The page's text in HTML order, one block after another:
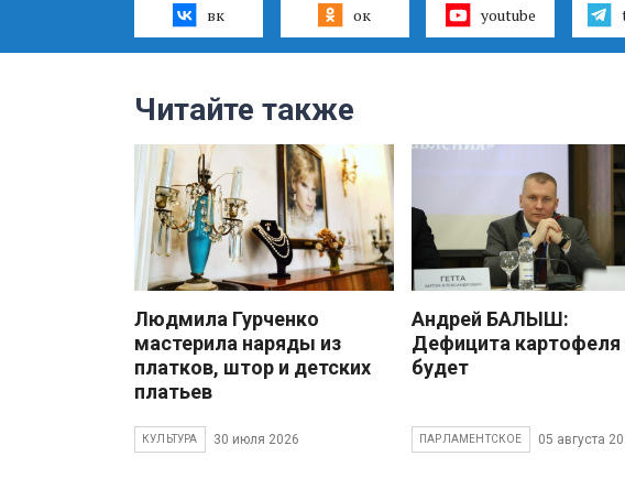
вк ок youtube
Читайте также
Людмила Гурченко
мастерила наряды из
платков, штор и детских
платьев
КУЛЬТУРА 30 июля 2026
Андрей БАЛЫШ:
Дефицита картофеля
будет
ПАРЛАМЕНТСКОЕ 05 августа